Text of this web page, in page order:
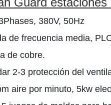
380V, 50Hz
de frecuencia media,
de cobre.
2-3 protección del
aire por minuto, 5kw